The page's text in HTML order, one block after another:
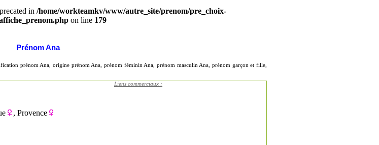
in /home/workteamkv/www/autre_site/prenom/pre_choix-
on line 179
Prénom Ana
prénom Ana, origine prénom Ana, prénom féminin Ana, prénom masculin Ana, prénom garçon et fille,
, Provence
Liens commerciaux :